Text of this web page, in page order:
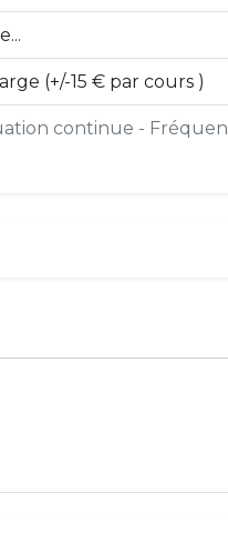
(+/-15 € par cours )
continue -